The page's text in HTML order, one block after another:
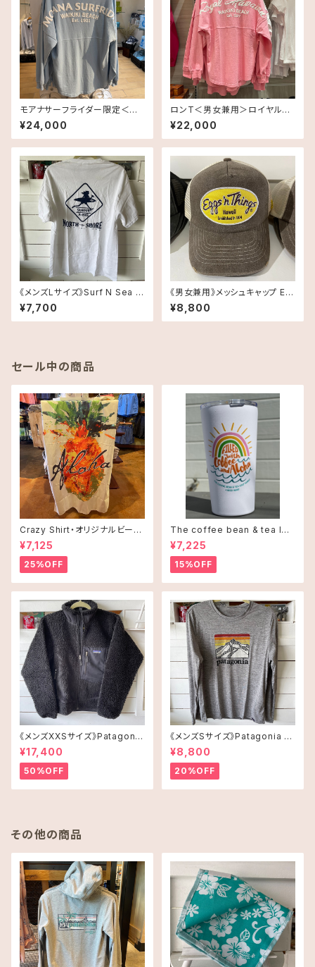
モアナサーフライダー限定＜男
女兼用＞ロンT
¥24,000
ロンT＜男女兼用＞ロイヤルハ
ワイアンホテル・オリジナルTRH
Inspired
¥22,000
《メンズLサイズ》Surf N Sea N
orth Shore T-shirt
¥7,700
《男女兼用》メッシュキャップ Eg
gs'n Things【エッグスンシング
ス】 ハワイ限定品Brown
¥8,800
セール中の商品
Crazy Shirt・オリジナルビーチ
タオル
¥7,125
25%OFF
The coffee bean & tea lea
f タンブラー 16oz(473ml)・C
offee and Alohaオレンジ
¥7,225
15%OFF
《メンズXXSサイズ》Patagonia
レトロX
¥17,400
50%OFF
《メンズSサイズ》Patagonia ロ
ングスリーブT-shirt
¥8,800
20%OFF
その他の商品